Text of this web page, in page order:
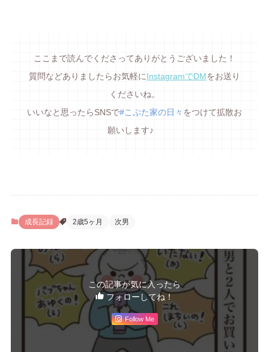
ここまで読んでくださってありがとうございました！
質問などありましたらお気軽に InstagramでDMをお送り
くださいね。
いいなと思ったらSNSで#こぶた家の日々 をつけて拡散お
願いします♪
成長記録 2歳5ヶ月 次男
この記事が気に入ったら
フォローしてね！
Follow Me